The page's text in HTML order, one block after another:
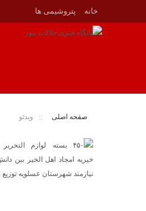
خانه پتروشيمى ها
صفحه اصلی ویدئو